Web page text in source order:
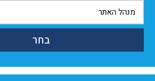
מנהל האתר
בחר